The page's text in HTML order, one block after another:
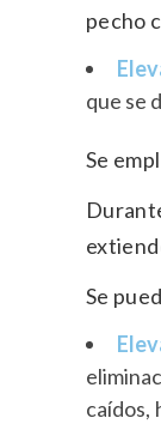
pecho
que se
Se
Se
caídos,